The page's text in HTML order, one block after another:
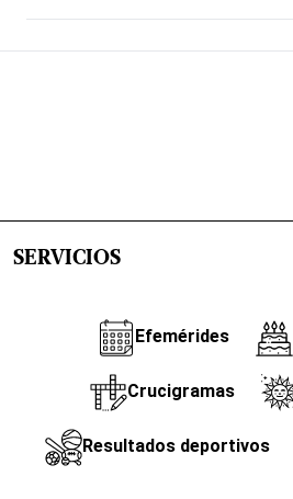
SERVICIOS
Efemérides
Crucigramas
Resultados deportivos